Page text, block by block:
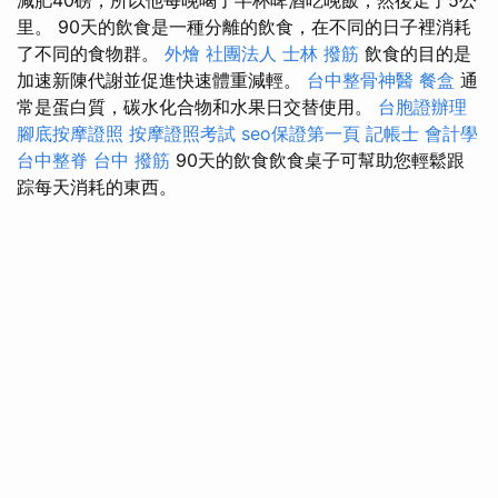
里。 90天的飲食是一種分離的飲食，在不同的日子裡消耗
了不同的食物群。 外燴 社團法人 士林 撥筋 飲食的目的是
加速新陳代謝並促進快速體重減輕。 台中整骨神醫 餐盒 通
常是蛋白質，碳水化合物和水果日交替使用。 台胞證辦理
腳底按摩證照 按摩證照考試 seo保證第一頁 記帳士 會計學
台中整脊 台中 撥筋 90天的飲食飲食桌子可幫助您輕鬆跟
踪每天消耗的東西。